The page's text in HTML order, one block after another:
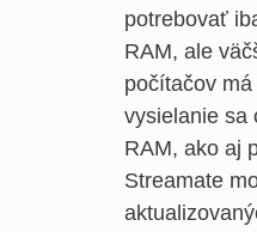
potrebovať
RAM, ale
počítačov
vysielanie sa
RAM, ako aj
Streamate